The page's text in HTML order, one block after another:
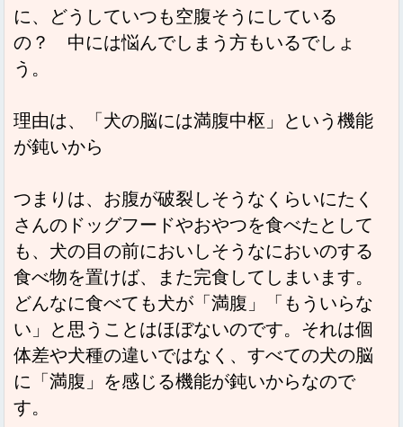
に、どうしていつも空腹そうにしている
の？ 中には悩んでしまう方もいるでしょ
う。
理由は、「犬の脳には満腹中枢」という機能
が鈍いから
つまりは、お腹が破裂しそうなくらいにたく
さんのドッグフードやおやつを食べたとして
も、犬の目の前においしそうなにおいのする
食べ物を置けば、また完食してしまいます。
どんなに食べても犬が「満腹」「もういらな
い」と思うことはほぼないのです。それは個
体差や犬種の違いではなく、すべての犬の脳
に「満腹」を感じる機能が鈍いからなので
す。